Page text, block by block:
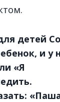
детей
и у
«Я